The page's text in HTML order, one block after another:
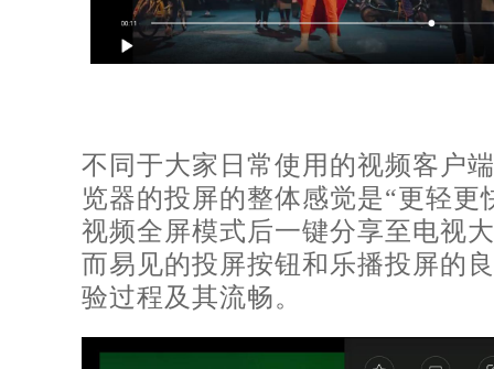
不同于大家日常使用的视频客户
览器的投屏的整体感觉是“更轻更
视频全屏模式后一键分享至电视
而易见的投屏按钮和乐播投屏的
验过程及其流畅。